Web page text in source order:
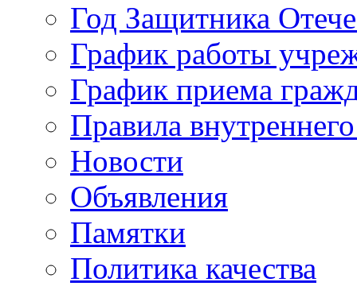
Год Защитника
График работы
График приема
Правила
Новости
Объявления
Памятки
Политика качества